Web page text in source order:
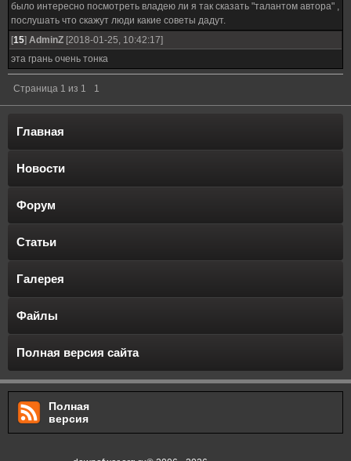
было интересно посмотреть владею ли я так сказать "талантом автора" ,
послушать что скажут люди какие советы дадут.
[15] AdminZ [2018-01-25, 10:42:17]
эта грань очень тонка
Страница 1 из 1 1
Главная
Новости
Форум
Статьи
Галерея
Файлы
Полная версия сайта
Полная
версия